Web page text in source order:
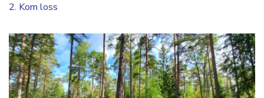
2. Kom loss